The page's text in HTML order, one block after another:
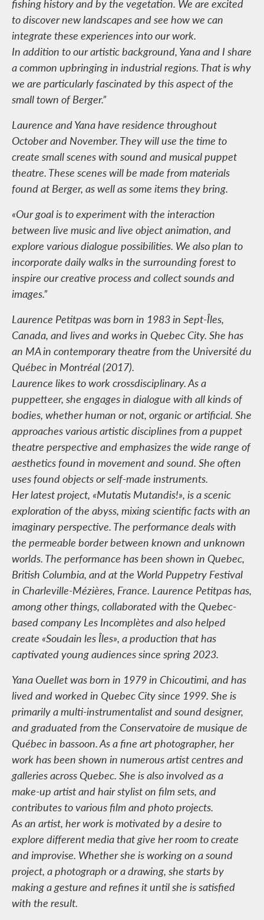
fishing history and by the vegetation. We are excited
to discover new landscapes and see how we can
integrate these experiences into our work.
In addition to our artistic background, Yana and I share
a common upbringing in industrial regions. That is why
we are particularly fascinated by this aspect of the
small town of Berger.”
Laurence and Yana have residence throughout
October and November. They will use the time to
create small scenes with sound and musical puppet
theatre. These scenes will be made from materials
found at Berger, as well as some items they bring.
«Our goal is to experiment with the interaction
between live music and live object animation, and
explore various dialogue possibilities. We also plan to
incorporate daily walks in the surrounding forest to
inspire our creative process and collect sounds and
images.”
Laurence Petitpas was born in 1983 in Sept-Îles,
Canada, and lives and works in Quebec City. She has
an MA in contemporary theatre from the Université du
Québec in Montréal (2017).
Laurence likes to work crossdisciplinary. As a
puppetteer, she engages in dialogue with all kinds of
bodies, whether human or not, organic or artificial. She
approaches various artistic disciplines from a puppet
theatre perspective and emphasizes the wide range of
aesthetics found in movement and sound. She often
uses found objects or self-made instruments.
Her latest project, «Mutatis Mutandis!», is a scenic
exploration of the abyss, mixing scientific facts with an
imaginary perspective. The performance deals with
the permeable border between known and unknown
worlds. The performance has been shown in Quebec,
British Columbia, and at the World Puppetry Festival
in Charleville-Mézières, France. Laurence Petitpas has,
among other things, collaborated with the Quebec-
based company Les Incomplètes and also helped
create «Soudain les Îles», a production that has
captivated young audiences since spring 2023.
Yana Ouellet was born in 1979 in Chicoutimi, and has
lived and worked in Quebec City since 1999. She is
primarily a multi-instrumentalist and sound designer,
and graduated from the Conservatoire de musique de
Québec in bassoon. As a fine art photographer, her
work has been shown in numerous artist centres and
galleries across Quebec. She is also involved as a
make-up artist and hair stylist on film sets, and
contributes to various film and photo projects.
As an artist, her work is motivated by a desire to
explore different media that give her room to create
and improvise. Whether she is working on a sound
project, a photograph or a drawing, she starts by
making a gesture and refines it until she is satisfied
with the result.